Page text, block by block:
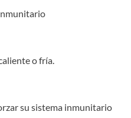
o fría.
su sistema inmunitario